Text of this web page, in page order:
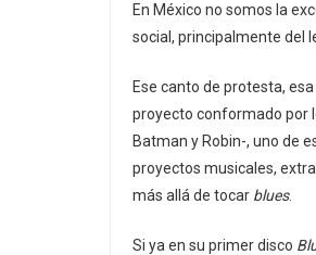
En México no somos la
social, principalmente del
Ese canto de protesta,
proyecto conformado por
Batman y Robin-, uno de
proyectos musicales,
más allá de tocar blues.
Si ya en su primer disco